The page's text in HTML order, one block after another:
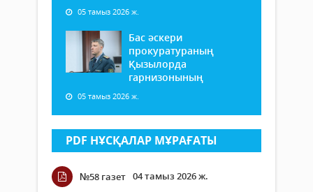
05 тамыз 2026 ж.
Бас әскери
прокуратураның
Қызылорда
гарнизонының
05 тамыз 2026 ж.
PDF НҰСҚАЛАР МҰРАҒАТЫ
№58 газет 04 тамыз 2026 ж.